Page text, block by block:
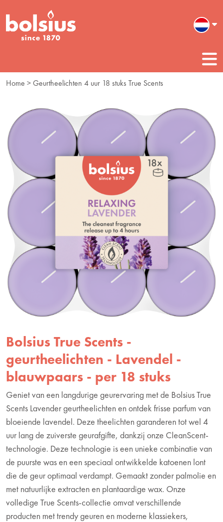
Home > Geurtheelichten 4 uur 18 stuks True Scents
Bolsius True Scents -
geurtheelichten - Lavendel -
blauwpaars - per 18 stuks
Geniet van een langdurige geurervaring met de Bolsius True
Scents Lavender geurtheelichten en ontdek frisse parfum van
bloeiende lavendel. Deze theelichten garanderen tot wel 4
uur lang de zuiverste geurafgifte, dankzij onze CleanScent-
technologie. Deze technologie is een unieke combinatie van
de puurste was en een speciaal ontwikkelde katoenen lont
die de geur optimaal verdampt. Gemaakt zonder palmolie en
met natuurlijke extracten en plantaardige wax. Onze
volledige True Scents-collectie omvat verschillende
producten met trendy geuren en moderne klassiekers,